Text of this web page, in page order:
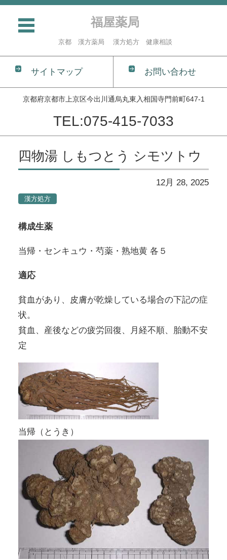
福屋薬局
京都 漢方薬局 漢方処方 健康相談
サイトマップ お問い合わせ
京都府京都市上京区今出川通烏丸東入相国寺門前町647-1
TEL:075-415-7033
四物湯 しもつとう シモツトウ
12月 28, 2025
漢方処方
構成生薬
当帰・センキュウ・芍薬・熟地黄 各５
適応
貧血があり、皮膚が乾燥している場合の下記の症
状。
貧血、産後などの疲労回復、月経不順、胎動不安
定
当帰（とうき）